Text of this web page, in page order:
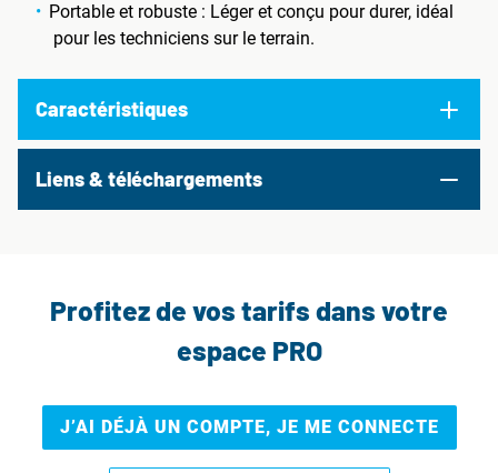
Portable et robuste : Léger et conçu pour durer, idéal
pour les techniciens sur le terrain.
Caractéristiques
Liens & téléchargements
Profitez de vos tarifs dans votre
espace PRO
J’AI DÉJÀ UN COMPTE, JE ME CONNECTE